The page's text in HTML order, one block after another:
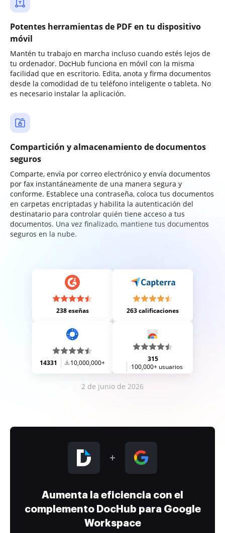
Potentes herramientas de PDF en tu dispositivo
móvil
Mantén tu trabajo en marcha incluso cuando estés lejos de
tu ordenador. DocHub funciona en móvil con la misma
facilidad que en escritorio. Edita, anota y firma documentos
desde la comodidad de tu teléfono inteligente o tableta. No
es necesario instalar la aplicación.
Compartición y almacenamiento de documentos
seguros
Comparte, envía por correo electrónico y envía documentos
por fax instantáneamente de una manera segura y
conforme. Establece una contraseña, coloca tus documentos
en carpetas encriptadas y habilita la autenticación del
destinatario para controlar quién tiene acceso a tus
documentos. Una vez finalizado, mantiene tus documentos
seguros en la nube.
238 eseñas 263 calificaciones
14331 10,000,000+
315
100,000+ usuarios
2 de junio de 2026
Aumenta la eficiencia con el
complemento DocHub para Google
Workspace